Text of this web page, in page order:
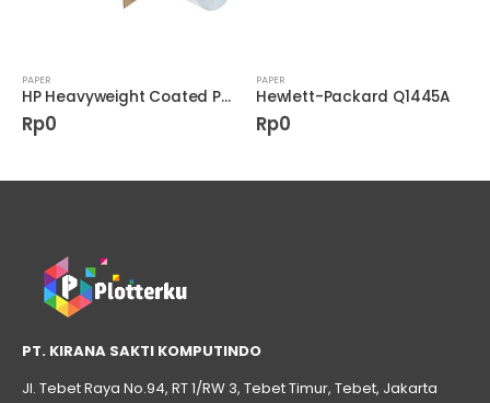
PAPER
HP Heavyweight Coated Paper C6030C
Rp0
PAPER
Hewlett-Packard Q1445A
Rp0
PT. KIRANA SAKTI KOMPUTINDO
Jl. Tebet Raya No.94, RT 1/RW 3, Tebet Timur, Tebet, Jakarta